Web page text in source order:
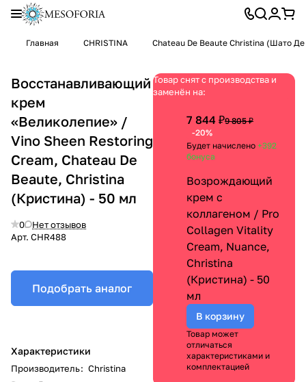
Главная CHRISTINA Chateau De Beaute Christina (Шато
Восстанавливающий
крем
«Великолепие» /
Vino Sheen Restoring
Cream, Chateau De
Beaute, Christina
(Кристина) - 50 мл
0
Нет отзывов
Арт. CHR488
Подобрать аналог
Характеристики
Производитель: Christina
Товар снят с производства и
заменён на:
7 844 ₽9 805 ₽
-20%
Будет начислено +392
бонуса
Возрождающий
крем с
коллагеном / Pro
Collagen Vitality
Cream, Nuance,
Christina
(Кристина) - 50
мл
В корзину
Товар может
отличаться
характеристиками и
комплектацией